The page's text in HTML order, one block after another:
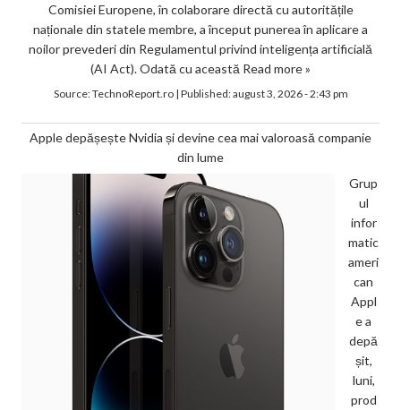
Comisiei Europene, în colaborare directă cu autoritățile
naționale din statele membre, a început punerea în aplicare a
noilor prevederi din Regulamentul privind inteligența artificială
(AI Act). Odată cu această Read more »
Source:TechnoReport.ro| Published:august 3, 2026 - 2:43 pm
Apple depășește Nvidia și devine cea mai valoroasă companie
din lume
Grup
ul
infor
matic
ameri
can
Appl
e a
depă
șit,
luni,
prod